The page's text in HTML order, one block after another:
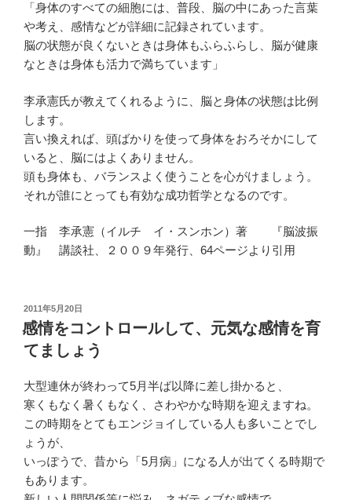
「身体のすべての細胞には、普段、脳の中にあった言葉
や考え、感情などが詳細に記録されています。
脳の状態が良くないときは身体もふらふらし、脳が健康
なときは身体も活力で満ちています」
李承憲氏が教えてくれるように、脳と身体の状態は比例
します。
言い換えれば、頭ばかりを使って身体をおろそかにして
いると、脳にはよくありません。
頭も身体も、バランスよく使うことを心がけましょう。
それが誰にとっても有効な成功哲学となるのです。
一指 李承憲（イルチ イ・スンホン）著 『脳波振
動』 講談社、２００９年発行、64ページより引用
投
稿
日:
2011年5月20日
感情をコントロールして、元気な感情を育
てましょう
大型連休が終わって5月半ば以降に差し掛かると、
寒くもなく暑くもなく、さわやかな時期を迎えますね。
この時期をとてもエンジョイしている人も多いことでし
ょうが、
いっぽうで、昔から「5月病」になる人が出てくる時期で
もあります。